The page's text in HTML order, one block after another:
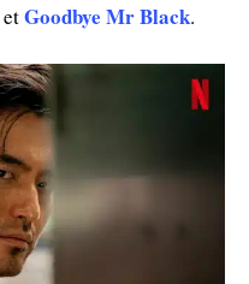
etGoodbye Mr Black.